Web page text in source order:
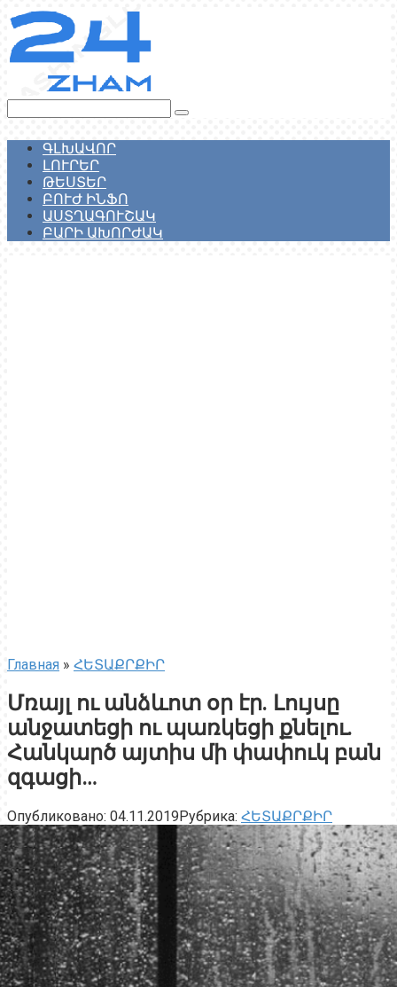
Перейти
к
контенту
ԳԼԽԱՎՈՐ
ԼՈՒՐԵՐ
ԹԵՍՏԵՐ
ԲՈՒԺ ԻՆՖՈ
ԱՍՏՂԱԳՈՒՇԱԿ
ԲԱՐԻ ԱԽՈՐԺԱԿ
Главная » ՀԵՏԱՔՐՔԻՐ
Մռայլ ու անձևոտ օր էր. Լույսը
անջատեցի ու պառկեցի քնելու.
Հանկարծ այտիս մի փափուկ բան
զգացի…
Опубликовано: 04.11.2019Рубрика: ՀԵՏԱՔՐՔԻՐ